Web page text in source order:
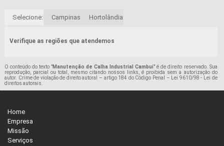
Selecione: Campinas Hortolândia
Verifique as regiões que atendemos
O conteúdo do texto "Manutenção de Calha Industrial Cambuí" é de direito reservado. Sua
reprodução, parcial ou total, mesmo citando nossos links, é proibida sem a autorização do
autor. Crime de violação de direito autoral – artigo 184 do Código Penal – Lei 9610/98 - Lei de
direitos autorais.
Home
Empresa
Missão
Serviços